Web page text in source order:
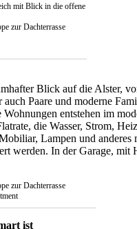
mit Blick in die offene
zur Dachterrasse
Blick auf die Alster,
auch Paare und moderne
Wohnungen entstehen im
die Wasser, Strom,
Lampen und
werden. In der Garage,
zur Dachterrasse
ist